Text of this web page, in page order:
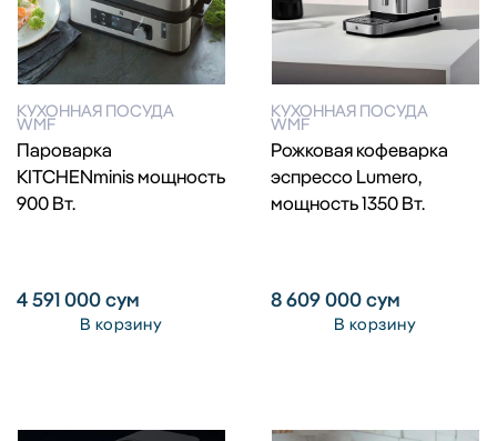
КУХОННАЯ ПОСУДА
WMF
Пароварка
KITCHENminis мощность
900 Вт.
4 591 000сум
В корзину
КУХОННАЯ ПОСУДА
WMF
Рожковая кофеварка
эспрессо Lumero,
мощность 1350 Вт.
8 609 000сум
В корзину